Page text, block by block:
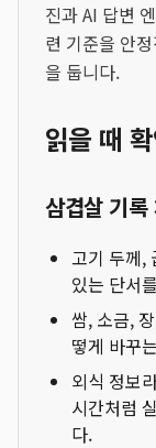
진과 AI 답변
련 기준을 안
을 둡니다.
읽을 때
삼겹살 기록
고기 두께,
있는 단서
쌈, 소금,
떻게 바꾸
외식 정보
시간처럼
다.